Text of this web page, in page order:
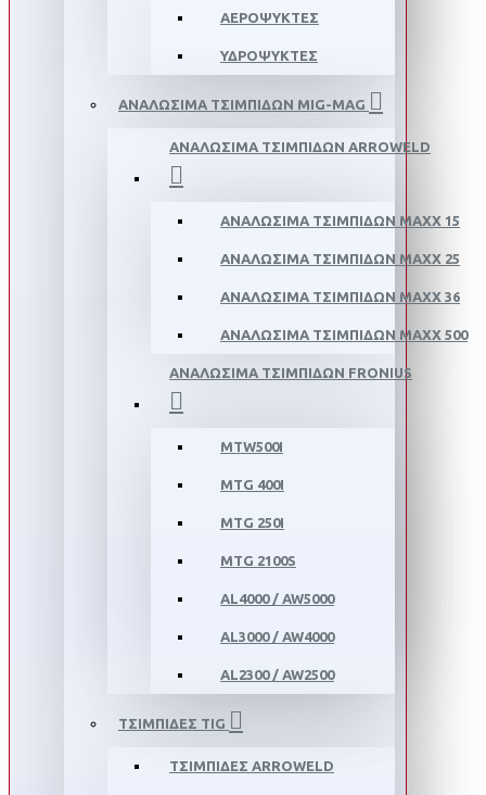
ΑΕΡΟΨΥΚΤΕΣ
ΥΔΡΟΨΥΚΤΕΣ
ΑΝΑΛΩΣΙΜΑ ΤΣΙΜΠΙΔΩΝ MIG-MAG
ΑΝΑΛΩΣΙΜΑ ΤΣΙΜΠΙΔΩΝ ΑRROWELD
ΑΝΑΛΩΣΙΜΑ ΤΣΙΜΠΙΔΩΝ MAXX 15
ΑΝΑΛΩΣΙΜΑ ΤΣΙΜΠΙΔΩΝ MAXX 25
ΑΝΑΛΩΣΙΜΑ ΤΣΙΜΠΙΔΩΝ ΜΑΧΧ 36
ΑΝΑΛΩΣΙΜΑ ΤΣΙΜΠΙΔΩΝ MAXX 500
ΑΝΑΛΩΣΙΜΑ ΤΣΙΜΠΙΔΩΝ FRONIUS
MTW500I
MTG 400I
MTG 250I
MTG 2100S
AL4000 / AW5000
AL3000 / AW4000
AL2300 / AW2500
ΤΣΙΜΠΙΔΕΣ TIG
ΤΣΙΜΠΙΔΕΣ ARROWELD